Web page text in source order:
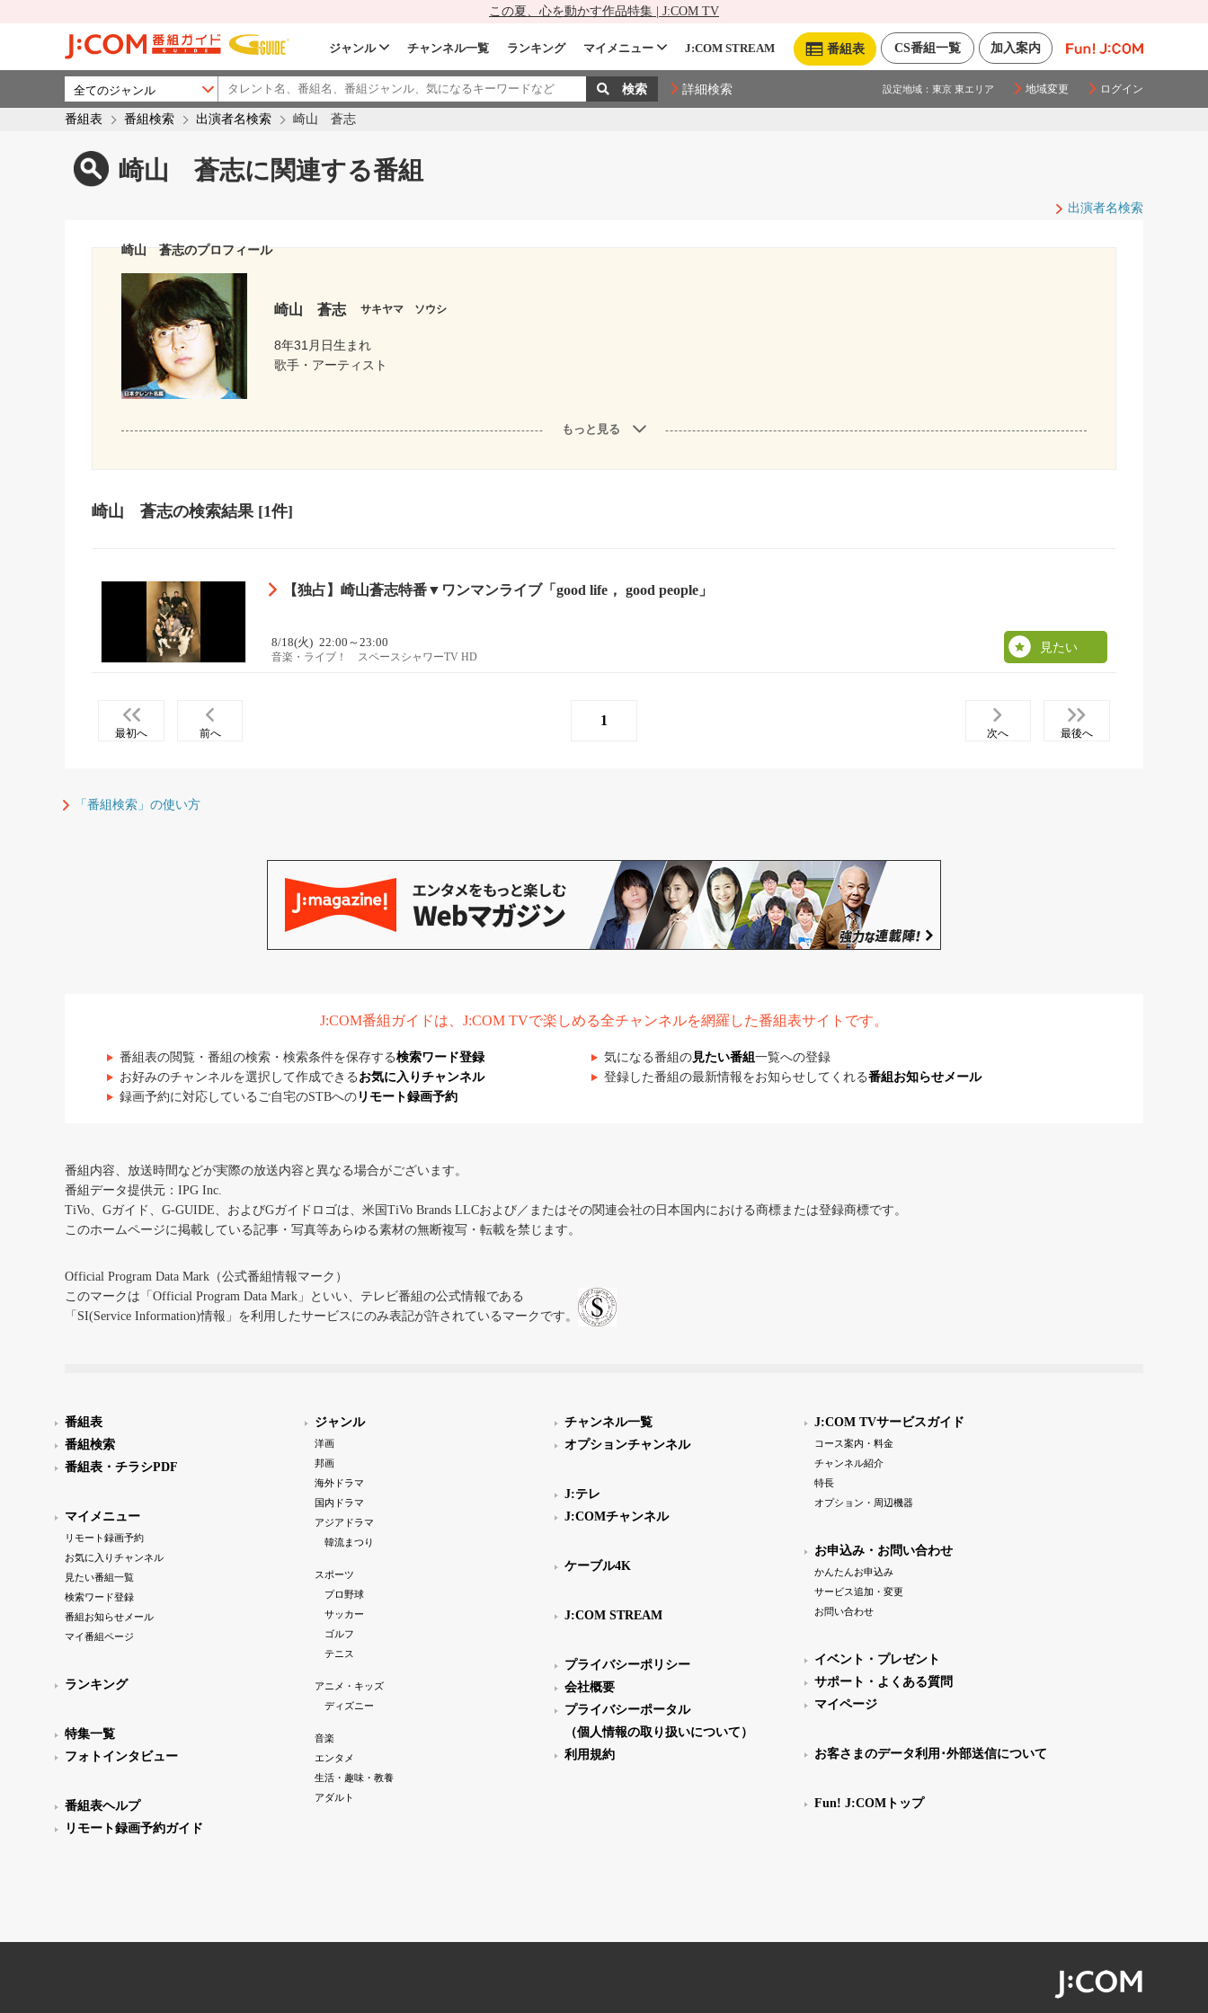
この夏、心を動かす作品特集 | J:COM TV
加入案内
CS番組一覧
番組表
ジャンル チャンネル一覧 ランキング マイメニュー J:COM STREAM
詳細検索 設定地域： 東京 東エリア 地域変更 ログイン
番組表 番組検索 出演者名検索 崎山 蒼志
崎山 蒼志に関連する番組
出演者名検索
崎山 蒼志のプロフィール
崎山 蒼志 サキヤマ ソウシ
8年31月日生まれ
歌手・アーティスト
もっと見る
崎山 蒼志の検索結果 [1件]
【独占】崎山蒼志特番▼ワンマンライブ「good life， good people」
8/18(火) 22:00～23:00
音楽・ライブ！ スペースシャワーTV HD
見たい
最初へ 前へ
1
次へ 最後へ
「番組検索」の使い方
J:COM番組ガイドは、J:COM TVで楽しめる全チャンネルを網羅した番組表サイトです。
番組表の閲覧・番組の検索・検索条件を保存する検索ワード登録 気になる番組の見たい番組 一覧への登録
お好みのチャンネルを選択して作成できる お気に入りチャンネル 登録した番組の最新情報をお知らせしてくれる番組お知らせメール
録画予約に対応しているご自宅のSTBへの リモート録画予約
番組内容、放送時間などが実際の放送内容と異なる場合がございます。
番組データ提供元：IPG Inc.
TiVo、Gガイド、G-GUIDE、およびGガイドロゴは、米国TiVo Brands LLCおよび／またはその関連会社の日本国内における商標または登録商標です。
このホームページに掲載している記事・写真等あらゆる素材の無断複写・転載を禁じます。
Official Program Data Mark（公式番組情報マーク）
このマークは「Official Program Data Mark」といい、テレビ番組の公式情報である
「SI(Service Information)情報」を利用したサービスにのみ表記が許されているマークです。
番組表
番組検索
番組表・チラシPDF
マイメニュー
リモート録画予約
お気に入りチャンネル
見たい番組一覧
検索ワード登録
番組お知らせメール
マイ番組ページ
ランキング
特集一覧
フォトインタビュー
番組表ヘルプ
リモート録画予約ガイド
ジャンル
洋画
邦画
海外ドラマ
国内ドラマ
アジアドラマ
韓流まつり
スポーツ
プロ野球
サッカー
ゴルフ
テニス
アニメ・キッズ
ディズニー
音楽
エンタメ
生活・趣味・教養
アダルト
チャンネル一覧
オプションチャンネル
J:テレ
J:COMチャンネル
ケーブル4K
J:COM STREAM
プライバシーポリシー
会社概要
プライバシーポータル
（個人情報の取り扱いについて）
利用規約
J:COM TVサービスガイド
コース案内・料金
チャンネル紹介
特長
オプション・周辺機器
お申込み・お問い合わせ
かんたんお申込み
サービス追加・変更
お問い合わせ
イベント・プレゼント
サポート・よくある質問
マイページ
お客さまのデータ利用･外部送信について
Fun! J:COMトップ